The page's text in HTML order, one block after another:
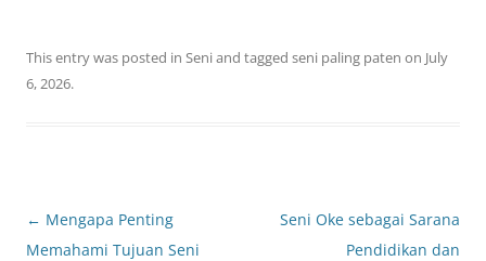
This entry was posted in Seniand tagged seni paling paten on July
6, 2026.
Post
navigation
← Mengapa Penting
Memahami Tujuan Seni
Seni Oke sebagai Sarana
Pendidikan dan